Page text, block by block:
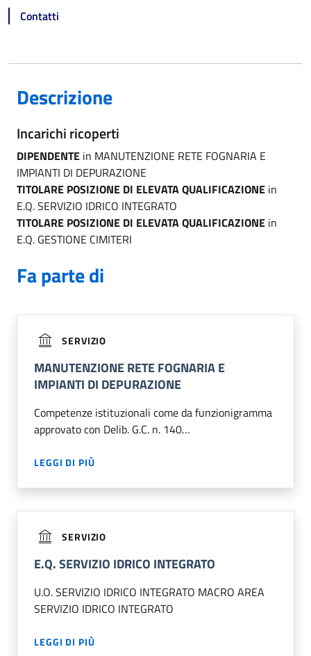
Contatti
Descrizione
Incarichi ricoperti
DIPENDENTE in MANUTENZIONE RETE FOGNARIA E
IMPIANTI DI DEPURAZIONE
TITOLARE POSIZIONE DI ELEVATA QUALIFICAZIONE in
E.Q. SERVIZIO IDRICO INTEGRATO
TITOLARE POSIZIONE DI ELEVATA QUALIFICAZIONE in
E.Q. GESTIONE CIMITERI
Fa parte di
SERVIZIO
MANUTENZIONE RETE FOGNARIA E
IMPIANTI DI DEPURAZIONE
Competenze istituzionali come da funzionigramma
approvato con Delib. G.C. n. 140…
LEGGI DI PIÙ
SERVIZIO
E.Q. SERVIZIO IDRICO INTEGRATO
U.O. SERVIZIO IDRICO INTEGRATO MACRO AREA
SERVIZIO IDRICO INTEGRATO
LEGGI DI PIÙ